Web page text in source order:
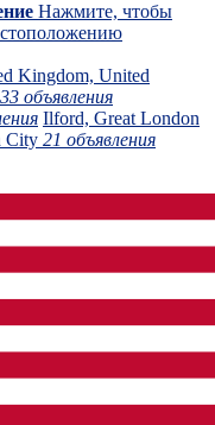
Нажмите, чтобы
Kingdom, United
33 объявления
Ilford, Great London
City 21 объявления